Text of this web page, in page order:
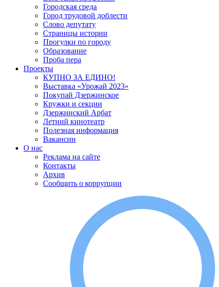
Городская среда
Город трудовой доблести
Слово депутату
Страницы истории
Прогулки по городу
Образование
Проба пера
Проекты
КУПНО ЗА ЕДИНО!
Выставка «Урожай 2023»
Покупай Дзержинское
Кружки и секции
Дзержинский Арбат
Летний кинотеатр
Полезная информация
Вакансии
О нас
Реклама на сайте
Контакты
Архив
Сообщить о коррупции